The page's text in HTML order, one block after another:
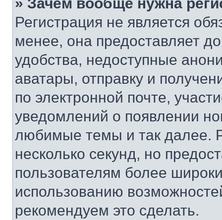
Регистрация не является
менее, она предоставляет
удобства, недоступные
аватары, отправку и
по электронной почте,
уведомлений о появлении
любимые темы и так далее.
несколько секунд, но
пользователям более
использованию
рекомендуем это сделать.